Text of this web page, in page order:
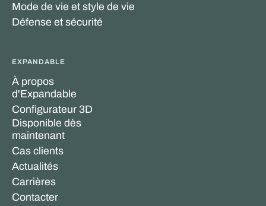
Mode de vie et style de vie
Défense et sécurité
EXPANDABLE
À propos
d'Expandable
Configurateur 3D
Disponible dès
maintenant
Cas clients
Actualités
Carrières
Contacter